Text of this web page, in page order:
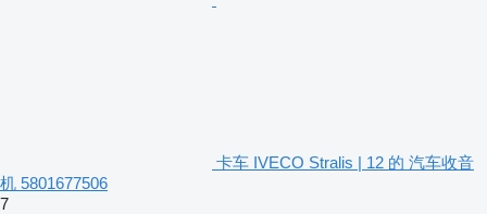
卡车 IVECO Stralis | 12 的 汽车收音
机 5801677506
7